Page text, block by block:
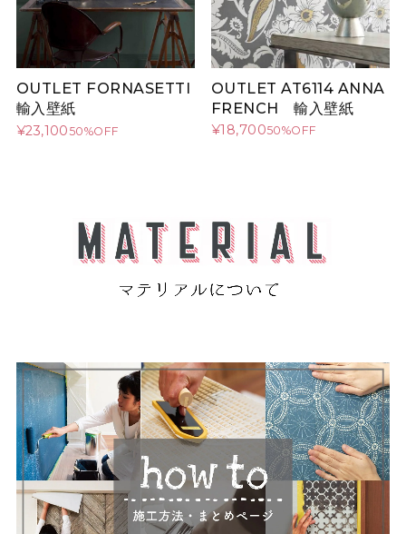
OUTLET FORNASETTI
輸入壁紙
¥23,10050%OFF
OUTLET AT6114 ANNA
FRENCH 輸入壁紙
¥18,70050%OFF